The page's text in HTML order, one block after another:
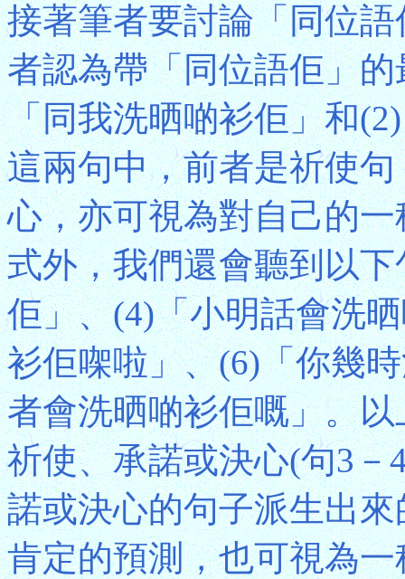
接著筆者要討論「同位
者認為帶「同位語佢」
「同我洗晒啲衫佢」和
這兩句中，前者是祈使
心，亦可視為對自己的
式外，我們還會聽到以
佢」、(4)「小明話會洗
衫佢㗎啦」、(6)「你幾
者會洗晒啲衫佢嘅」。
祈使、承諾或決心(句3
諾或決心的句子派生出
肯定的預測，也可視為